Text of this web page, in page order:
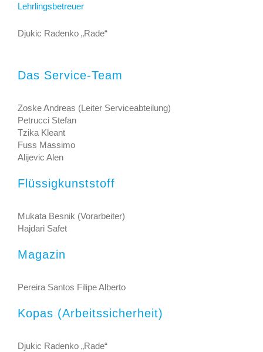
Lehrlingsbetreuer
Djukic Radenko „Rade“
Das Service-Team
Zoske Andreas (Leiter Serviceabteilung)
Petrucci Stefan
Tzika Kleant
Fuss Massimo
Alijevic Alen
Flüssigkunststoff
Mukata Besnik (Vorarbeiter)
Hajdari Safet
Magazin
Pereira Santos Filipe Alberto
Kopas (Arbeitssicherheit)
Djukic Radenko „Rade“